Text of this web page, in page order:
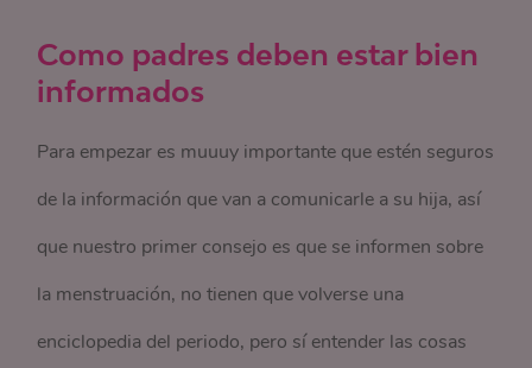
Como padres deben estar bien
informados
Para empezar es muuuy importante que estén seguros
de la información que van a comunicarle a su hija, así
que nuestro primer consejo es que se informen sobre
la menstruación, no tienen que volverse una
enciclopedia del periodo, pero sí entender las cosas